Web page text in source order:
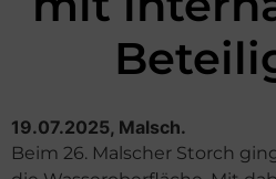
19.07.2025, Malsch.
Beim 26. Malscher Storch